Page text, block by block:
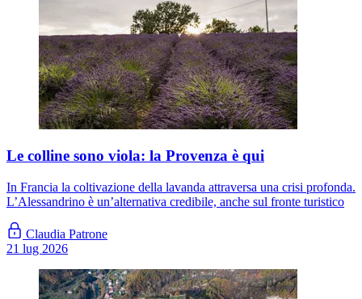
Le colline sono viola: la Provenza è qui
In Francia la coltivazione della lavanda attraversa una crisi profonda.
L’Alessandrino è un’alternativa credibile, anche sul fronte turistico
Claudia Patrone
21 lug 2026